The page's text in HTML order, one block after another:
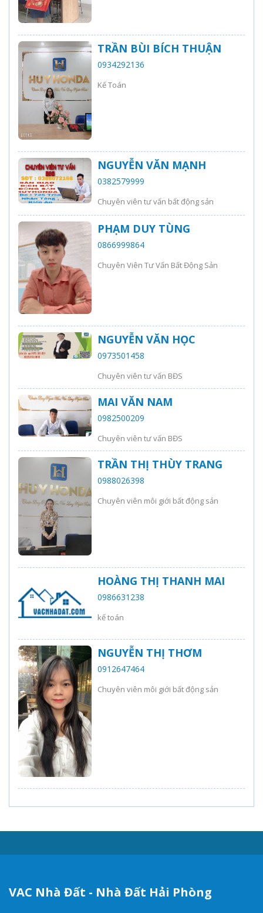
TRẦN BÙI BÍCH THUẬN
0934292136
Kế Toán
NGUYỄN VĂN MẠNH
0382579999
Chuyên viên tư vấn bất động sản
PHẠM DUY TÙNG
0866999864
Chuyên Viên Tư Vấn Bất Động Sản
NGUYỄN VĂN HỌC
0973501458
Chuyên viên tư vấn BĐS
MAI VĂN NAM
0982500209
Chuyên viên tư vấn BĐS
TRẦN THỊ THÙY TRANG
0988026398
Chuyên viên môi giới bất động sản
HOÀNG THỊ THANH MAI
0986631238
kế toán
NGUYỄN THỊ THƠM
0912647464
Chuyên viên môi giới bất động sản
VAC Nhà Đất - Nhà Đất Hải Phòng